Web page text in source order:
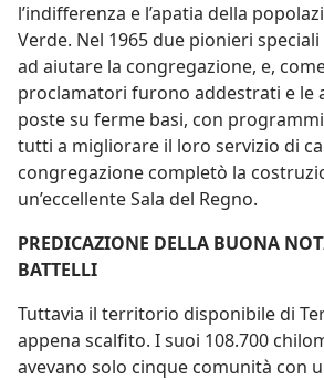
l’indifferenza e l’apatia della
Verde. Nel 1965 due pionieri
ad aiutare la congregazione, e,
proclamatori furono addestrati e le
poste su ferme basi, con
tutti a migliorare il loro servizio di
congregazione completò la
un’eccellente Sala del Regno.
PREDICAZIONE DELLA BUONA
BATTELLI
Tuttavia il territorio disponibile di
appena scalfito. I suoi 108.700
avevano solo cinque comunità con